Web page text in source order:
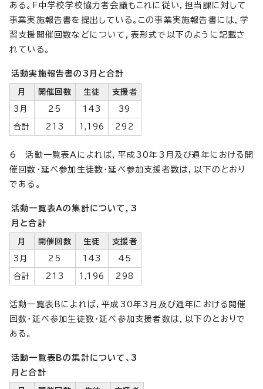
ある。F中学校学校協力者会議もこれに従い，担当課に対して
事業実施報告書を提出している。この事業実施報告書には，学
習支援開催回数などについて，表形式で以下のように記載さ
れている。
活動実施報告書の3月と合計
月 開催回数 生徒 支援者
3月 25 143 39
合計 213 1,196 292
6 活動一覧表Aによれば，平成30年3月及び通年における開
催回数・延べ参加生徒数・延べ参加支援者数は，以下のとおり
である。
活動一覧表Aの集計について，3
月と合計
月 開催回数 生徒 支援者
3月 25 143 45
合計 213 1,196 298
活動一覧表Bによれば，平成30年3月及び通年における開催
回数・延べ参加生徒数・延べ参加支援者数は，以下のとおりで
ある。
活動一覧表Bの集計について、3
月と合計